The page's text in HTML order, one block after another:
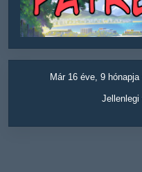
Már 16 éve, 9
Jellenlegi